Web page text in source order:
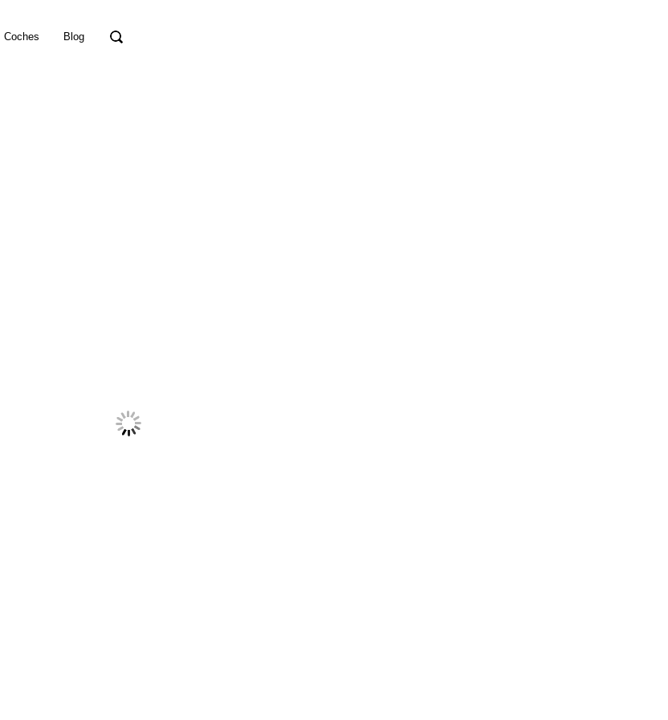
Coches Blog